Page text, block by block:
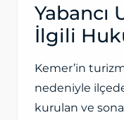
Yabancı
İlgili
Kemer’in
nedeniyle
kurulan ve